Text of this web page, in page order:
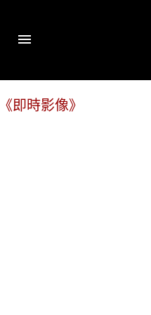
《即時影像》